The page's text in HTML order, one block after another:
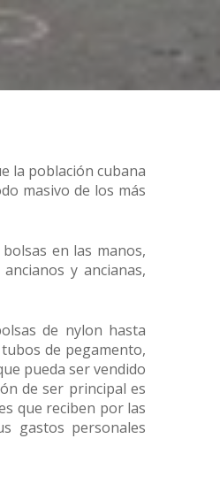
la población cubana
masivo de los más
en las manos,
y ancianas,
de nylon hasta
de pegamento,
pueda ser vendido
de ser principal es
que reciben por las
gastos personales